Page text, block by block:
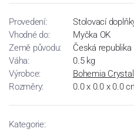
Provedení:
Stolovací
Vhodné do:
Myčka OK
Země původu:
Česká republika
Váha:
0.5 kg
Výrobce:
Bohemia
Rozměry:
0.0 x 0.0 x 0.0
Kategorie: